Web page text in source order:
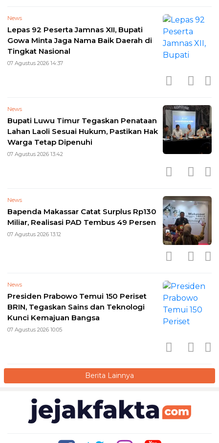
News
Lepas 92 Peserta Jamnas XII, Bupati
Gowa Minta Jaga Nama Baik Daerah di
Tingkat Nasional
07 Agustus 2026 14:37
News
Bupati Luwu Timur Tegaskan Penataan
Lahan Laoli Sesuai Hukum, Pastikan Hak
Warga Tetap Dipenuhi
07 Agustus 2026 13:42
News
Bapenda Makassar Catat Surplus Rp130
Miliar, Realisasi PAD Tembus 49 Persen
07 Agustus 2026 13:12
News
Presiden Prabowo Temui 150 Periset
BRIN, Tegaskan Sains dan Teknologi
Kunci Kemajuan Bangsa
07 Agustus 2026 10:05
Berita Lainnya